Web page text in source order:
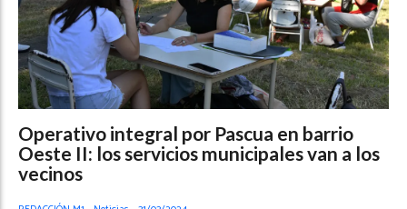
Operativo integral por Pascua en barrio
Oeste II: los servicios municipales van a los
vecinos